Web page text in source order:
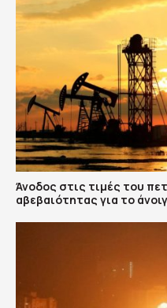
Άνοδος στις τιμές του
αβεβαιότητας για το